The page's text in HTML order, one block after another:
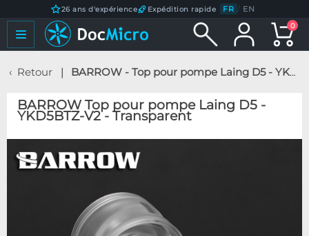
26 ans d'expérience Expédition rapide FR / EN
0
Retour BARROW - Top pour pompe Laing D5 - YKD5BTZ-V2 - Transparent
BARROW Top pour pompe Laing D5 -
YKD5BTZ-V2 - Transparent